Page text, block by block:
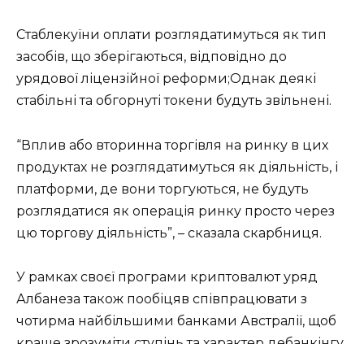
Стаблекуїни оплати розглядатимуться як тип
засобів, що зберігаються, відповідно до
урядової ліцензійної реформи;Однак деякі
стабільні та обгорнуті токени будуть звільнені.
“Вплив або вторинна торгівля на ринку в цих
продуктах не розглядатимуться як діяльність, і
платформи, де вони торгуються, не будуть
розглядатися як операція ринку просто через
цю торгову діяльність”, – сказала скарбниця.
У рамках своєї програми криптовалют уряд
Албанеза також пообіцяв співпрацювати з
чотирма найбільшими банками Австралії, щоб